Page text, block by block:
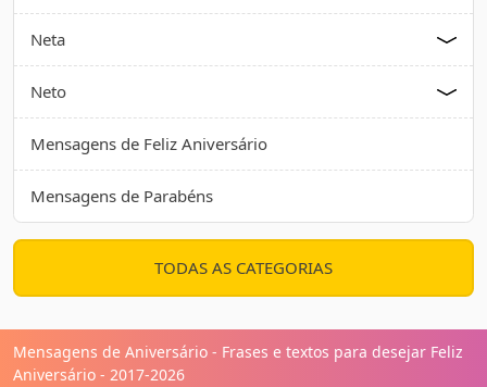
Neta
Neto
Mensagens de Feliz Aniversário
Mensagens de Parabéns
TODAS AS CATEGORIAS
Mensagens de Aniversário - Frases e textos para desejar Feliz
Aniversário - 2017-2026